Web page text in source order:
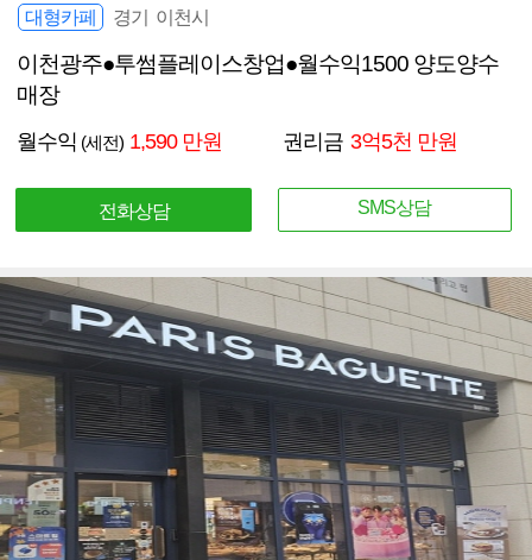
대형카페 경기 이천시
이천광주●투썸플레이스창업●월수익1500 양도양수
매장
월수익 (세전) 1,590 만원 권리금 3억5천 만원
전화상담 SMS상담